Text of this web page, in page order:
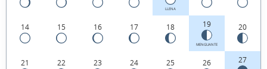
LLENA
14 15 16 17 18 19
MENGUANTE
20
21 22 23 24 25 26 27